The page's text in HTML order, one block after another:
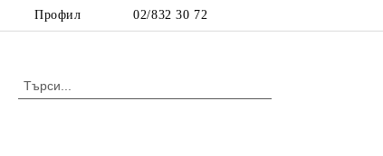
Профил 02/832 30 72